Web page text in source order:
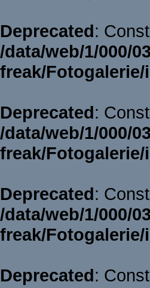
Deprecated:
/data/web/1/000/
freak/
Deprecated:
/data/web/1/000/
freak/
Deprecated:
/data/web/1/000/
freak/
Deprecated: